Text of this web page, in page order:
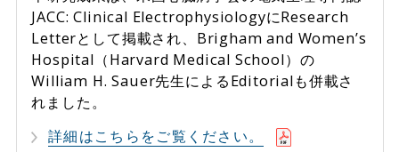
JACC: Clinical ElectrophysiologyにResearch
Letterとして掲載され、Brigham and Women’s
Hospital（Harvard Medical School）の
William H. Sauer先生によるEditorialも併載さ
れました。
詳細はこちらをご覧ください。